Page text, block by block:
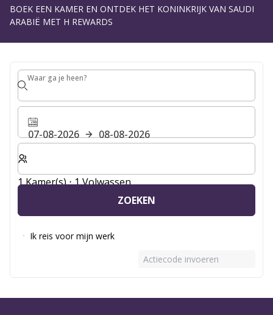
BOEK EEN KAMER EN ONTDEK HET KONINKRIJK VAN SAUDI
ARABIË MET H REWARDS
Waar ga je heen?
Waar ga je heen?
07-08-2026
08-08-2026
Selecteer het aantal kamers en gasten voor je verblijf
1 Kamer(s) ⋅ 1 Volwassen
ZOEKEN
Ik reis voor mijn werk
Actiecode invoeren